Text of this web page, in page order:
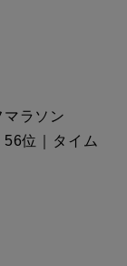
ラソン
位｜タイム